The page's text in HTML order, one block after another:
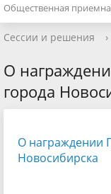
Общественная
Сессии и решения ›
О
города
О награждении
Новосибирска